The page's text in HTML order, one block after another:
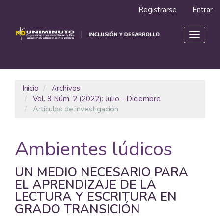
Contenido
principal
Registrarse Entrar
Toggle
Inicio
Archivos
Vol. 9 Núm. 2 (2022): Julio - Diciembre
Articulos de investigación
Ambientes lúdicos
UN MEDIO NECESARIO PARA
EL APRENDIZAJE DE LA
LECTURA Y ESCRITURA EN
GRADO TRANSICIÓN